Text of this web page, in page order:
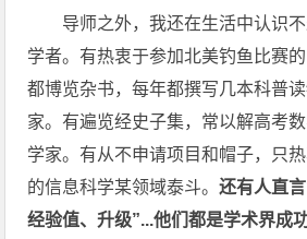
导师之外，我还在生活中认识
学者。有热衷于参加北美钓鱼比赛
都博览杂书，每年都撰写几本科普
家。有遍览经史子集，常以解高考
学家。有从不申请项目和帽子，只
的信息科学某领域泰斗。还有人直
经验值、升级”...他们都是学术界成